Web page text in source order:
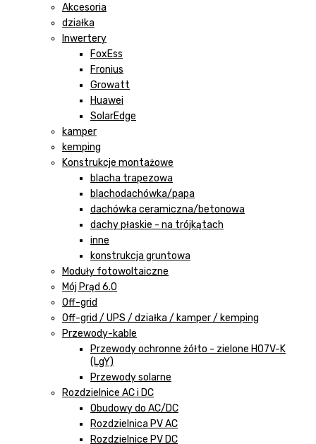
Akcesoria
działka
Inwertery
FoxEss
Fronius
Growatt
Huawei
SolarEdge
kamper
kemping
Konstrukcje montażowe
blacha trapezowa
blachodachówka/papa
dachówka ceramiczna/betonowa
dachy płaskie - na trójkątach
inne
konstrukcja gruntowa
Moduły fotowoltaiczne
Mój Prąd 6.0
Off-grid
Off-grid / UPS / działka / kamper / kemping
Przewody-kable
Przewody ochronne żółto - zielone H07V-K
(LgY)
Przewody solarne
Rozdzielnice AC i DC
Obudowy do AC/DC
Rozdzielnica PV AC
Rozdzielnice PV DC